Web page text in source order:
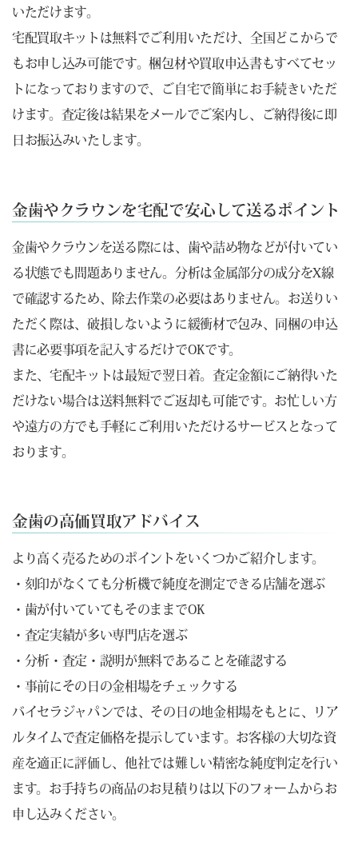
いただけます。
宅配買取キットは無料でご利用いただけ、全国どこからで
もお申し込み可能です。梱包材や買取申込書もすべてセッ
トになっておりますので、ご自宅で簡単にお手続きいただ
けます。査定後は結果をメールでご案内し、ご納得後に即
日お振込みいたします。
金歯やクラウンを宅配で安心して送るポイント
金歯やクラウンを送る際には、歯や詰め物などが付いてい
る状態でも問題ありません。分析は金属部分の成分をX線
で確認するため、除去作業の必要はありません。お送りい
ただく際は、破損しないように緩衝材で包み、同梱の申込
書に必要事項を記入するだけでOKです。
また、宅配キットは最短で翌日着。査定金額にご納得いた
だけない場合は送料無料でご返却も可能です。お忙しい方
や遠方の方でも手軽にご利用いただけるサービスとなって
おります。
金歯の高価買取アドバイス
より高く売るためのポイントをいくつかご紹介します。
・刻印がなくても分析機で純度を測定できる店舗を選ぶ
・歯が付いていてもそのままでOK
・査定実績が多い専門店を選ぶ
・分析・査定・説明が無料であることを確認する
・事前にその日の金相場をチェックする
バイセラジャパンでは、その日の地金相場をもとに、リア
ルタイムで査定価格を提示しています。お客様の大切な資
産を適正に評価し、他社では難しい精密な純度判定を行い
ます。お手持ちの商品のお見積りは以下のフォームからお
申し込みください。